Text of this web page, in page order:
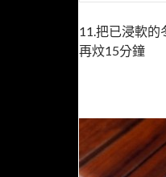
11.把已浸軟的
再炆15分鐘